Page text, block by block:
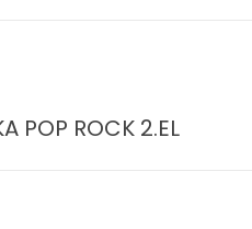
POP ROCK 2.EL